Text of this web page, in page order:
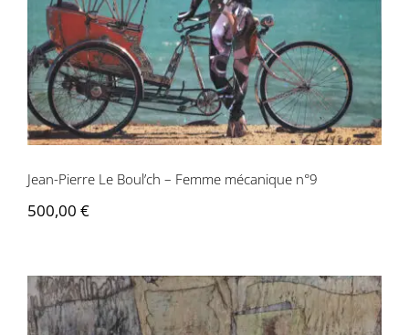
Jean-Pierre Le Boul’ch – Femme
mécanique n°9
Jean-Pierre Le Boul’ch – Femme mécanique n°9
500,00 €